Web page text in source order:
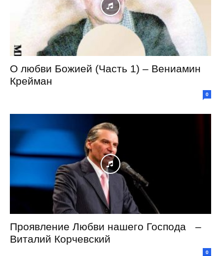
О любви Божией (Часть 1) – Вениамин
Крейман
0
Проявление Любви нашего Господа –
Виталий Корчевский
0